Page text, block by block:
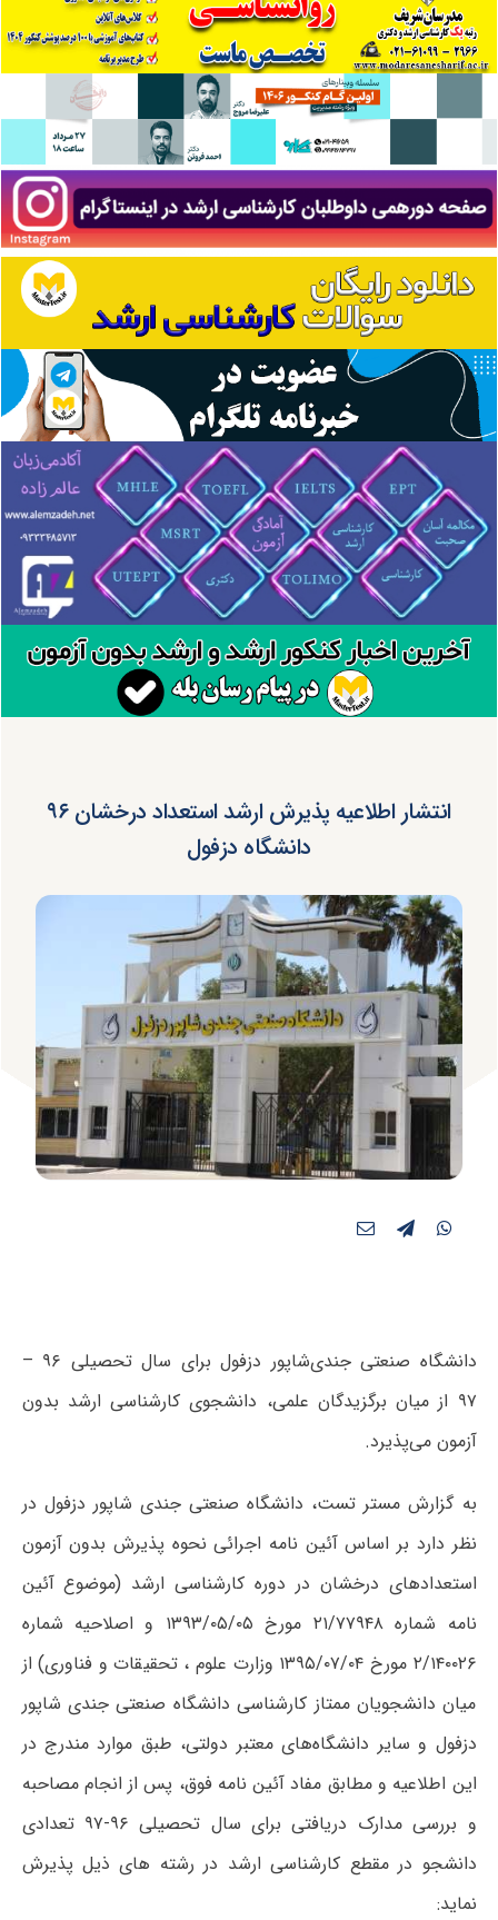
انتشار اطلاعیه پذیرش ارشد استعداد درخشان ۹۶
دانشگاه دزفول
دانشگاه صنعتی جندی‌شاپور دزفول برای سال تحصیلی ۹۶ –
۹۷ از میان برگزیدگان علمی، دانشجوی کارشناسی ارشد بدون
آزمون می‌پذیرد.
به گزارش مستر تست، دانشگاه صنعتی جندی شاپور دزفول در
نظر دارد بر اساس آئین نامه اجرائی نحوه پذیرش بدون آزمون
استعدادهای درخشان در دوره کارشناسی ارشد (موضوع آئین
نامه شماره ۲۱/۷۷۹۴۸ مورخ ۱۳۹۳/۰۵/۰۵ و اصلاحیه شماره
۲/۱۴۰۰۲۶ مورخ ۱۳۹۵/۰۷/۰۴ وزارت علوم ، تحقیقات و فناوری) از
میان دانشجویان ممتاز کارشناسی دانشگاه صنعتی جندی شاپور
دزفول و سایر دانشگاه‌های معتبر دولتی، طبق موارد مندرج در
این اطلاعیه و مطابق مفاد آئین نامه فوق، پس از انجام مصاحبه
و بررسی مدارک دریافتی برای سال تحصیلی ۹۶-۹۷ تعدادی
دانشجو در مقطع کارشناسی ارشد در رشته های ذیل پذیرش
نماید: